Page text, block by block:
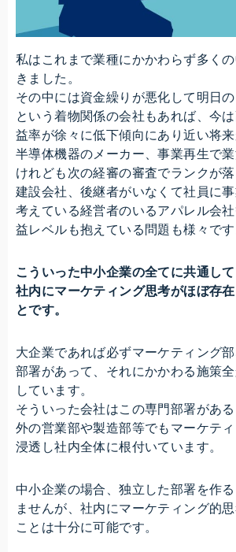
私はこれまで業種にかかわらず多く
きました。
その中には資金繰りが悪化して明日
という着物関係の会社もあれば、今
益率が徐々に低下傾向にあり近い将
半導体機器のメーカー、事業再生で
けれども次の経審の審査でランクが
建設会社、後継者がいなくて社員に
考えている経営者のいるアパレル会
益レベルも抱えている問題も様々です
こういった中小企業の全てに共通して
社内にマーケティング思考がほぼ存
とです。
大企業であれば必ずマーケティング
部署があって、それにかかわる施策
しています。
そういった会社はこの専門部署があ
外の営業部や製造部等でもマーケテ
浸透し社内全体に根付いています。
中小企業の場合、独立した部署を作
ませんが、社内にマーケティング的
ことは十分に可能です。